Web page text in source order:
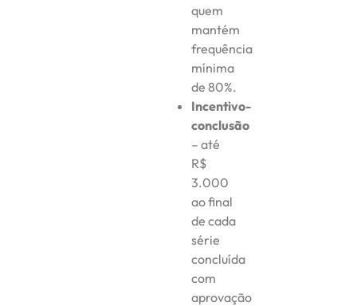
quem
mantém
frequência
mínima
de 80%.
Incentivo-
conclusão
– até
R$
3.000
ao final
de cada
série
concluída
com
aprovação